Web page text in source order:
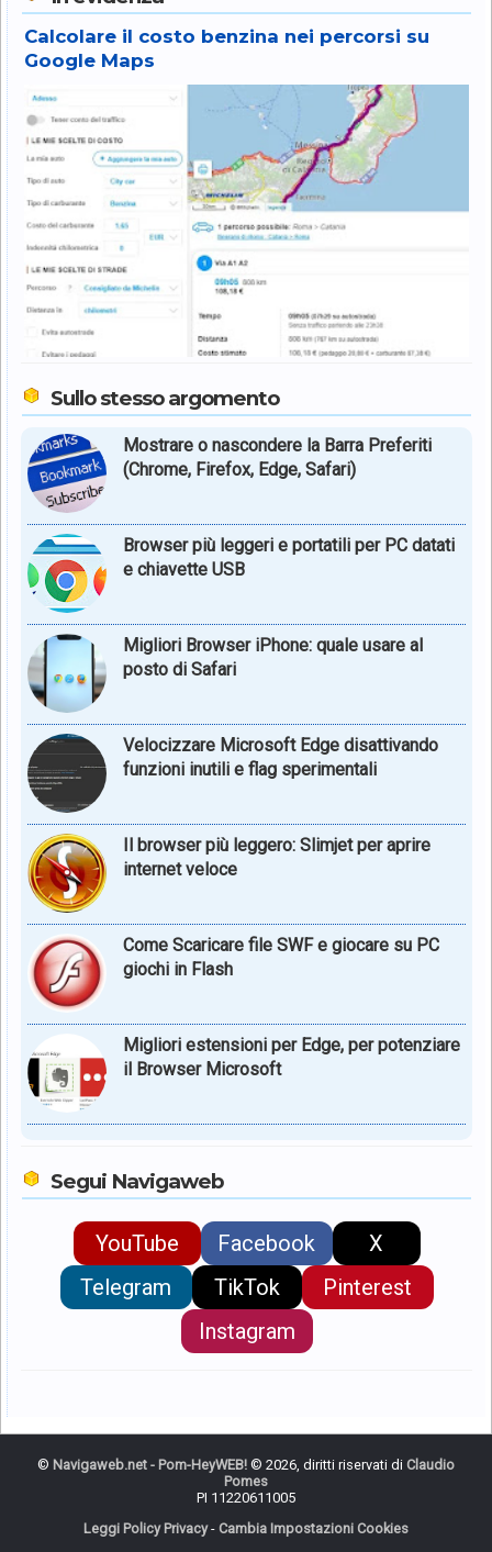
Calcolare il costo benzina nei percorsi su
Google Maps
Sullo stesso argomento
Mostrare o nascondere la Barra Preferiti
(Chrome, Firefox, Edge, Safari)
Browser più leggeri e portatili per PC datati
e chiavette USB
Migliori Browser iPhone: quale usare al
posto di Safari
Velocizzare Microsoft Edge disattivando
funzioni inutili e flag sperimentali
Il browser più leggero: Slimjet per aprire
internet veloce
Come Scaricare file SWF e giocare su PC
giochi in Flash
Migliori estensioni per Edge, per potenziare
il Browser Microsoft
Segui Navigaweb
YouTube Facebook
X
Telegram
TikTok
Pinterest
Instagram
© Navigaweb.net - Pom-HeyWEB! © 2026, diritti riservati di Claudio
Pomes
PI 11220611005
Leggi Policy Privacy- Cambia Impostazioni Cookies